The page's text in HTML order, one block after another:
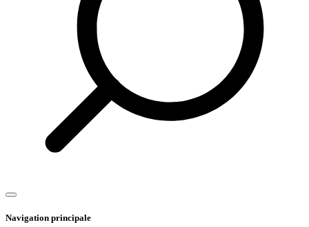
Navigation principale